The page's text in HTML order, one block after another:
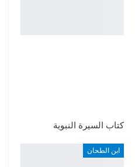
كتاب السيرة النبوية
ابن الطحان